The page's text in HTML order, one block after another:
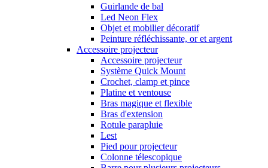
Guirlande de bal
Led Neon Flex
Objet et mobilier décoratif
Peinture réfléchissante, or et argent
Accessoire projecteur
Accessoire projecteur
Système Quick Mount
Crochet, clamp et pince
Platine et ventouse
Bras magique et flexible
Bras d'extension
Rotule parapluie
Lest
Pied pour projecteur
Colonne télescopique